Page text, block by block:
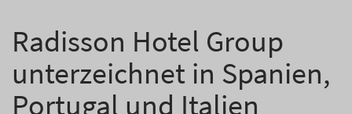
Radisson Hotel Group
unterzeichnet in Spanien,
Portugal und Italien
E-Mail*